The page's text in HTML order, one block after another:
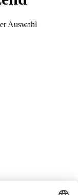
Auswahl